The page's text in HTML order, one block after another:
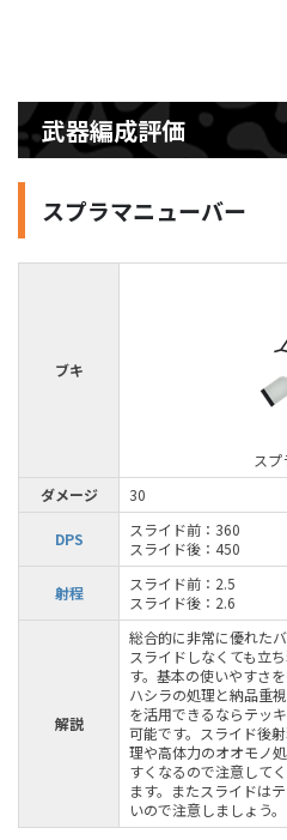
武器編成評価
スプラマニューバー
ブキ
ス
ダメージ
30
DPS
スライド前：360
スライド後：450
射程
スライド前：2.5
スライド後：2.6
解説
総合的に非常に優れた
スライドしなくても立
す。基本の使いやすさ
ハシラの処理と納品重
を活用できるならテッ
可能です。スライド後
理や高体力のオオモノ
すくなるので注意して
ます。またスライドは
いので注意しましょう。